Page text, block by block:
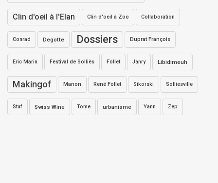
Clin d'oeil à l'Elan Clin d'oeil à Zoo Collaboration
Conrad Degotte Dossiers Duprat François
Eric Marin Festival de Solliès Follet Janry Libidimeuh
Makingof Manon René Follet Sikorski Solliesville
Stuf Swiss Wine Tome urbanisme Yann Zep